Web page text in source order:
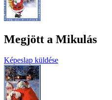
Megjött a Mikulás
Képeslap küldése